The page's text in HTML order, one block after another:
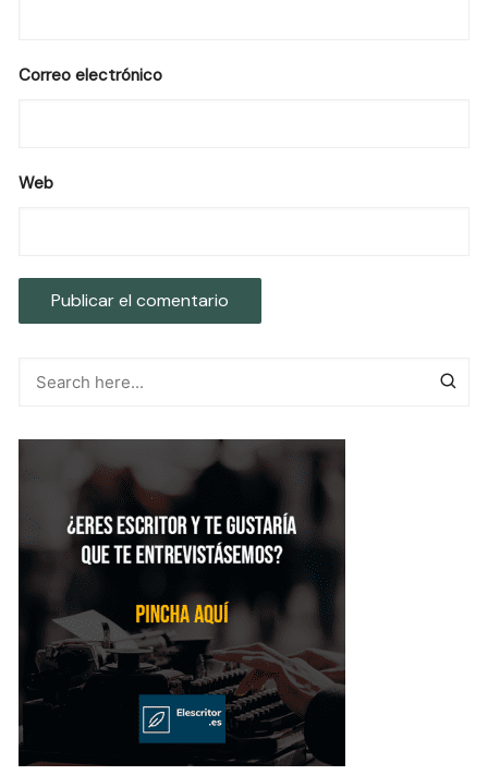
Correo electrónico
Web